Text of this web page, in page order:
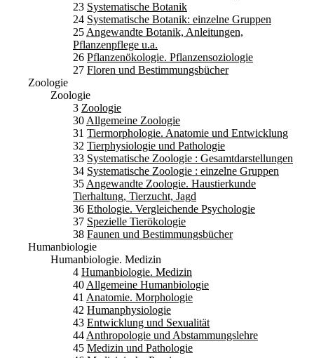
23 Systematische Botanik
24 Systematische Botanik: einzelne Gruppen
25 Angewandte Botanik, Anleitungen,
Pflanzenpflege u.a.
26 Pflanzenökologie. Pflanzensoziologie
27 Floren und Bestimmungsbücher
Zoologie
Zoologie
3 Zoologie
30 Allgemeine Zoologie
31 Tiermorphologie. Anatomie und Entwicklung
32 Tierphysiologie und Pathologie
33 Systematische Zoologie : Gesamtdarstellungen
34 Systematische Zoologie : einzelne Gruppen
35 Angewandte Zoologie. Haustierkunde
Tierhaltung, Tierzucht, Jagd
36 Ethologie. Vergleichende Psychologie
37 Spezielle Tierökologie
38 Faunen und Bestimmungsbücher
Humanbiologie
Humanbiologie. Medizin
4 Humanbiologie. Medizin
40 Allgemeine Humanbiologie
41 Anatomie. Morphologie
42 Humanphysiologie
43 Entwicklung und Sexualität
44 Anthropologie und Abstammungslehre
45 Medizin und Pathologie